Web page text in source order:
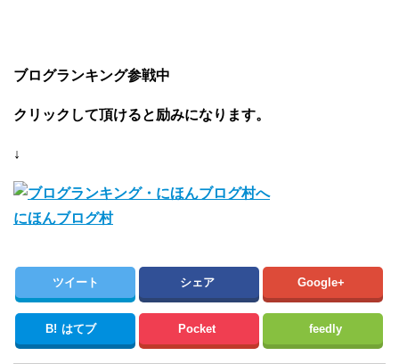
ブログランキング参戦中
クリックして頂けると励みになります。
↓
にほんブログ村
ツイート シェア Google+
B! はてブ Pocket feedly